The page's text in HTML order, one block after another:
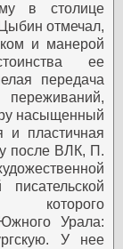
в столице
отмечал,
и манерой
ее
передача
насыщенный
и пластичная
после ВЛК, П.
которого
Урала:
У нее